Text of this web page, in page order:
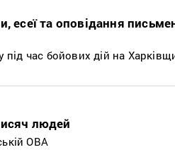
та оповідання
час бойових дій на
людей
ОВА